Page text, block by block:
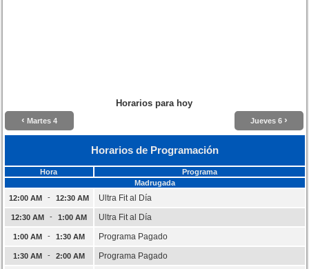
Horarios para hoy
‹ Martes 4 Jueves 6 ›
Horarios de Programación
Hora
Programa
Madrugada
12:00 AM
- 12:30 AM Ultra Fit al Día
12:30 AM - 1:00 AM Ultra Fit al Día
1:00 AM - 1:30 AM Programa Pagado
1:30 AM - 2:00 AM Programa Pagado